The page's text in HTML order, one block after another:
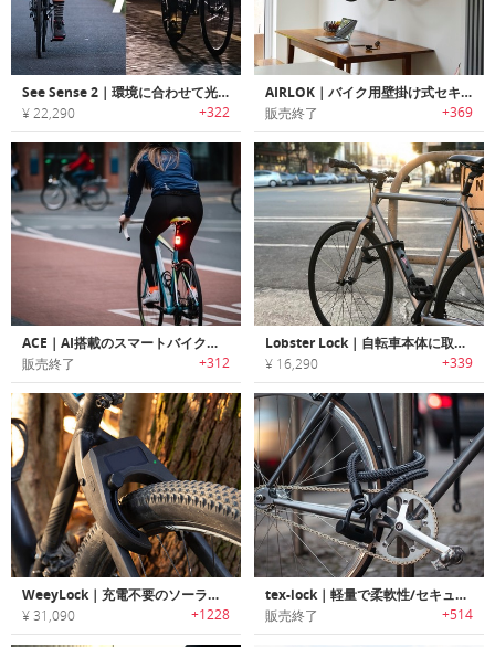
See Sense 2｜環境に合わせて光を調整するスマートバイクライト「シーセンス ビーム＆アイコン2」
¥ 22,290 +322
AIRLOK｜バイク用壁掛け式セキュリティー収納ハンガー「エアーロック」
販売終了 +369
ACE｜AI搭載のスマートバイクライト「エース」
販売終了 +312
Lobster Lock｜自転車本体に取り付け持ち運び不要なバイクロック「ロブスターロック」
¥ 16,290 +339
WeeyLock｜充電不要のソーラー駆動スマートバイクロック「ウィーロック」
¥ 31,090 +1228
tex-lock｜軽量で柔軟性/セキュリティー性に優れたテキスタイルバイクロック「テックスロック」
販売終了 +514